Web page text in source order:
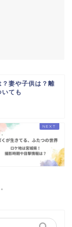
？妻や子供は？離
ても